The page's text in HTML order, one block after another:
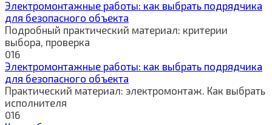
Электромонтажные работы: как выбрать подрядчика
для безопасного объекта
Подробный практический материал: критерии
выбора, проверка
016
Электромонтажные работы: как выбрать подрядчика
для безопасного объекта
Практический материал: электромонтаж. Как выбрать
исполнителя
016